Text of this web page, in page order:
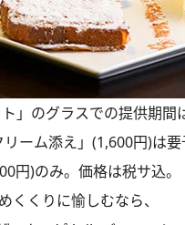
ト」のグラスでの提供期
ーム添え」(1,600円)は
円)のみ。価格は税サ込。
くくりに愉しむなら、